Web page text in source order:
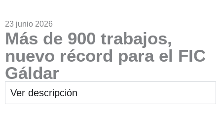
23 junio 2026
Más de 900 trabajos,
nuevo récord para el FIC
Gáldar
Ver descripción